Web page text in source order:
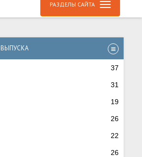
РАЗДЕЛЫ САЙТА
37
31
19
26
22
26